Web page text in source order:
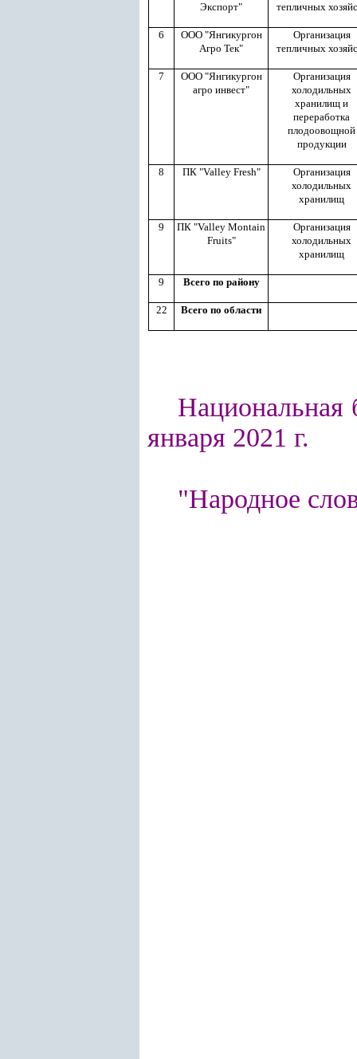
Экспорт"
тепличных
6
ООО "Янгикургон
Агро Тек"
Организация
тепличных
7
ООО "Янгикургон
агро инвест"
Организация
холодильных
хранилищ и
переработка
плодоовощной
продукции
8 ПК "Valley Fresh"
Организация
холодильных
хранилищ
9
ПК "Valley Montain
Fruits"
Организация
холодильных
хранилищ
9 Всего по району
22 Всего по области
Национальная
января 2021 г.
"Народное